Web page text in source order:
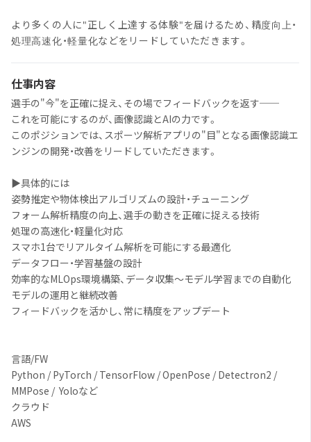
より多くの人に"正しく上達する体験"を届けるため、精度向上・
処理高速化・軽量化などをリードしていただきます。
仕事内容
選手の"今"を正確に捉え、その場でフィードバックを返す──
これを可能にするのが、画像認識とAIの力です。
このポジションでは、スポーツ解析アプリの"目"となる画像認識エ
ンジンの開発・改善をリードしていただきます。
▶具体的には
姿勢推定や物体検出アルゴリズムの設計・チューニング
フォーム解析精度の向上、選手の動きを正確に捉える技術
処理の高速化・軽量化対応
スマホ1台でリアルタイム解析を可能にする最適化
データフロー・学習基盤の設計
効率的なMLOps環境構築、データ収集～モデル学習までの自動化
モデルの運用と継続改善
フィードバックを活かし、常に精度をアップデート
言語/FW
Python / PyTorch / TensorFlow / OpenPose / Detectron2 /
MMPose / Yoloなど
クラウド
AWS